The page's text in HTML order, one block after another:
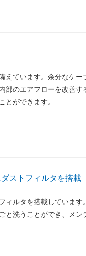
えています。余分なケー
部のエアフローを改善す
とができます。
ストフィルタを搭載
ィルタを搭載しています
と洗うことができ、メン